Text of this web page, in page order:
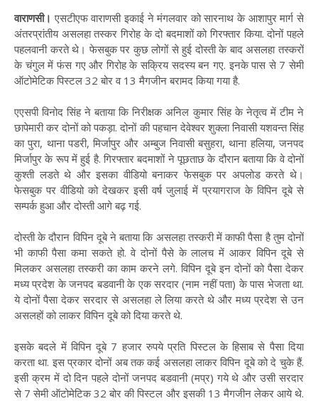
वाराणसी। एसटीएफ वाराणसी इकाई ने मंगलवार को सारनाथ के आशापुर मार्ग से
अंतरप्रांतीय असलहा तस्कर गिरोह के दो बदमाशों को गिरफ्तार किया. दोनों पहले
पहलवानी करते थे। फेसबुक पर कुछ लोगों से हुई दोस्ती के बाद असलहा तस्करों
के चंगुल में फंस गए और गिरोह के सक्रिय सदस्य बन गए. इनके पास से 7 सेमी
ऑटोमेटिक पिस्टल 32 बोर व 13 मैगजीन बरामद किया गया है.
एएसपी विनोद सिंह ने बताया कि निरीक्षक अनिल कुमार सिंह के नेतृत्व में टीम ने
छापेमारी कर दोनों को पकड़ा. दोनों की पहचान देवेश्वर शुक्ला निवासी यशवन्त सिंह
का पुरा, थाना पडरी, मिर्जापुर और अम्बुज निवासी बसुहरा, थाना हलिया, जनपद
मिर्जापुर के रूप में हुई है. गिरफ्तार बदमाशों ने पूछताछ के दौरान बताया कि वे दोनों
कुश्ती लडते थे और इसका वीडियो बनाकर फेसबुक पर अपलोड करते थे।
फेसबुक पर वीडियो को देखकर इसी वर्ष जुलाई में प्रयागराज के विपिन दूबे से
सम्पर्क हुआ और दोस्ती आगे बढ़ गई.
दोस्ती के दौरान विपिन दूबे ने बताया कि असलहा तस्करी में काफी पैसा है तुम दोनों
भी काफी पैसा कमा सकते हो. वे दोनों पैसे के लालच में आकर विपिन दूबे से
मिलकर असलहा तस्करी का काम करने लगे. विपिन दूबे इन दोनों को पैसा देकर
मध्य प्रदेश के जनपद बडवानी के एक सरदार (नाम नहीं पता) के पास भेजता था.
ये दोनों पैसा देकर सरदार से असलहा ले लिया करते थे और मध्य प्रदेश से उन
असलहों को लाकर विपिन दूबे को दिया करते थे.
इसके बदले में विपिन दूबे 7 हजार रुपये प्रति पिस्टल के हिसाब से पैसा दिया
करता था. इस प्रकार दोनों अब तक कई असलहा लाकर विपिन दूबे को दे चुके हैं.
इसी क्रम में दो दिन पहले दोनों जनपद बडवानी (मप्र) गये थे और उसी सरदार
से 7 सेमी ऑटोमेटिक 32 बोर की पिस्टल और इसकी 13 मैगजीन लेकर आये थे.